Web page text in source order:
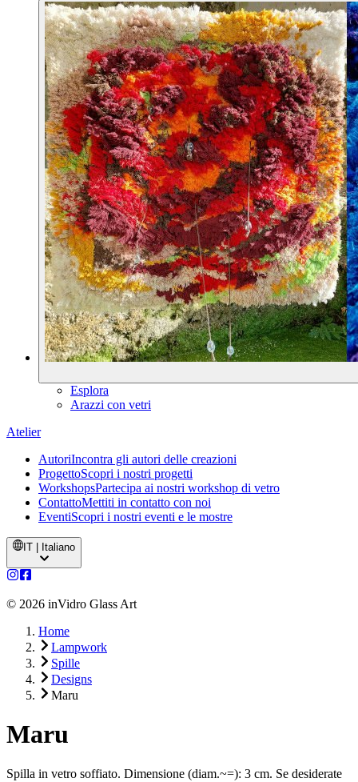
Esplora
Arazzi con vetri
Atelier
AutoriIncontra gli autori delle creazioni
ProgettoScopri i nostri progetti
WorkshopsPartecipa ai nostri workshop di vetro
ContattoMettiti in contatto con noi
EventiScopri i nostri eventi e le mostre
IT | Italiano
© 2026 inVidro Glass Art
Home
Lampwork
Spille
Designs
Maru
Maru
Spilla in vetro soffiato. Dimensione (diam.~=): 3 cm. Se desiderate